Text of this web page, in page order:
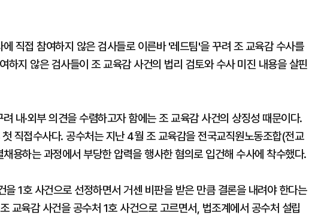
직접 참여하지 않은 검사들로 이른바 '레드팀'을 꾸려 조 교육감 수사를
하지 않은 검사들이 조 교육감 사건의 법리 검토와 수사 미진 내용을 살핀
내·외부 의견을 수렴하고자 함에는 조 교육감 사건의 상징성 때문이다.
직접수사다. 공수처는 지난 4월 조 교육감을 전국교직원노동조합(전교
용하는 과정에서 부당한 압력을 행사한 혐의로 입건해 수사에 착수했다.
을 1호 사건으로 선정하면서 거센 비판을 받은 만큼 결론을 내려야 한다는
교육감 사건을 공수처 1호 사건으로 고르면서, 법조계에서 공수처 설립